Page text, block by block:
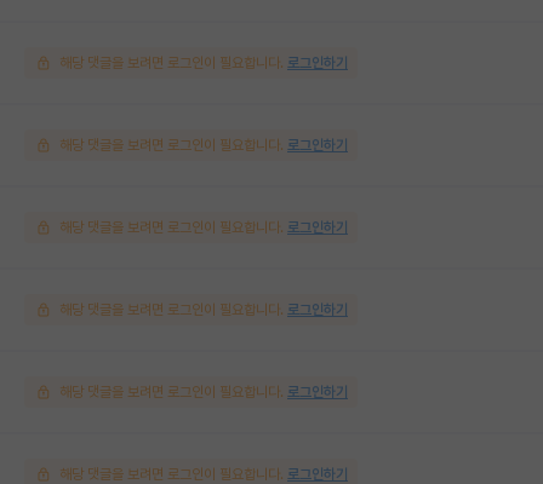
해당 댓글을 보려면 로그인이 필요합니다. 로그인하기
해당 댓글을 보려면 로그인이 필요합니다. 로그인하기
해당 댓글을 보려면 로그인이 필요합니다. 로그인하기
해당 댓글을 보려면 로그인이 필요합니다. 로그인하기
해당 댓글을 보려면 로그인이 필요합니다. 로그인하기
해당 댓글을 보려면 로그인이 필요합니다. 로그인하기